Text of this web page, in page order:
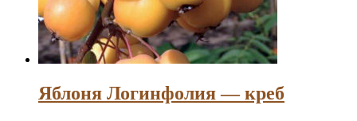
Яблоня Логинфолия — креб